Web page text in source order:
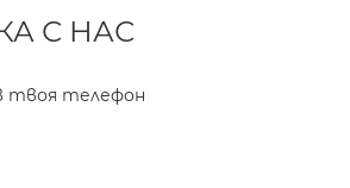
С НАС
твоя телефон